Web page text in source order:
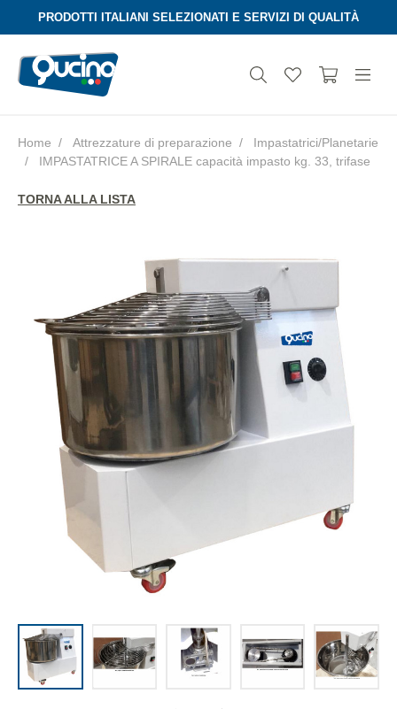
Aura
PRODOTTI ITALIANI SELEZIONATI E SERVIZI DI QUALITÀ
Home Attrezzature di preparazione
Impastatrici/Planetarie
IMPASTATRICE A SPIRALE capacità impasto kg. 33, trifase
TORNA ALLA LISTA